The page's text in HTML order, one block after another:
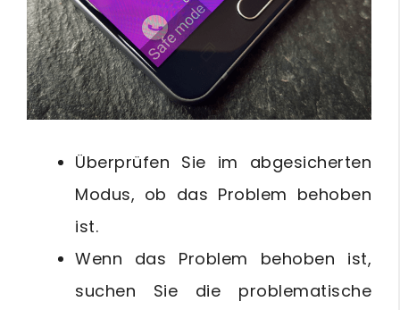
Überprüfen Sie im abgesicherten
Modus, ob das Problem behoben
ist.
Wenn das Problem behoben ist,
suchen Sie die problematische